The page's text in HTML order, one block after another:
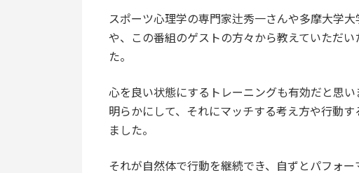
スポーツ心理学の専門家辻秀一さんや多摩大学
や、この番組のゲストの方々から教えていただ
た。
心を良い状態にするトレーニングも有効だと思
明らかにして、それにマッチする考え方や行動
ました。
それが自然体で行動を継続でき、自ずとパフォ